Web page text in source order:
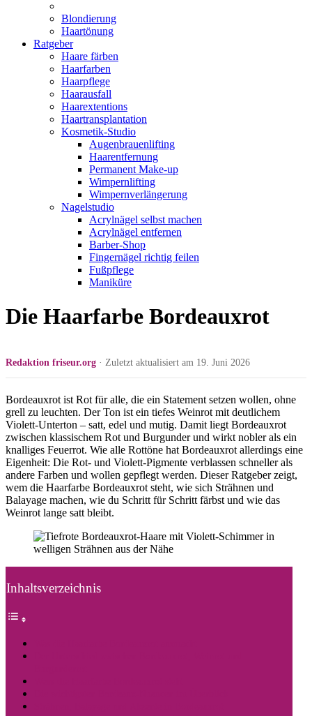
Blondierung
Haartönung
Ratgeber
Haare färben
Haarfarben
Haarpflege
Haarausfall
Haarextentions
Haartransplantation
Kosmetik-Studio
Augenbrauenlifting
Haarentfernung
Permanent Make-up
Wimpernlifting
Wimpernverlängerung
Nagelstudio
Acrylnägel selbst machen
Acrylnägel entfernen
Barber-Shop
Fingernägel richtig feilen
Fußpflege
Maniküre
Die Haarfarbe Bordeauxrot
Redaktion friseur.org · Zuletzt aktualisiert am 19. Juni 2026
Bordeauxrot ist Rot für alle, die ein Statement setzen wollen, ohne
grell zu leuchten. Der Ton ist ein tiefes Weinrot mit deutlichem
Violett-Unterton – satt, edel und mutig. Damit liegt Bordeauxrot
zwischen klassischem Rot und Burgunder und wirkt nobler als ein
knalliges Feuerrot. Wie alle Rottöne hat Bordeauxrot allerdings eine
Eigenheit: Die Rot- und Violett-Pigmente verblassen schneller als
andere Farben und wollen gepflegt werden. Dieser Ratgeber zeigt,
wem die Haarfarbe Bordeauxrot steht, wie sich Strähnen und
Balayage machen, wie du Schritt für Schritt färbst und wie das
Weinrot lange satt bleibt.
Inhaltsverzeichnis